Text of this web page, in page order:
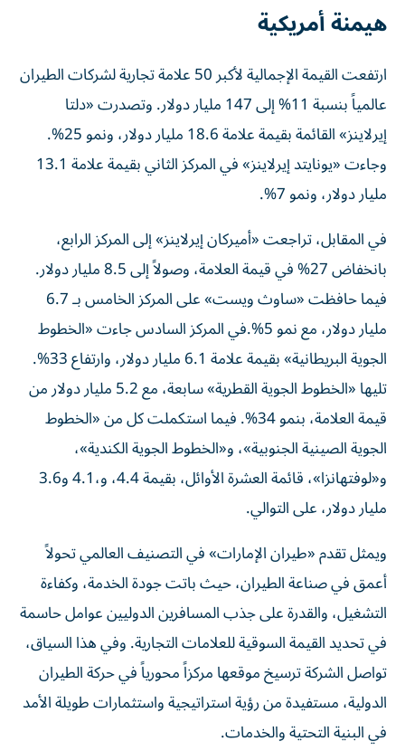
هيمنة أمريكية
ارتفعت القيمة الإجمالية لأكبر 50 علامة تجارية لشركات الطيران
عالمياً بنسبة 11% إلى 147 مليار دولار. وتصدرت «دلتا
إيرلاينز» القائمة بقيمة علامة 18.6 مليار دولار، ونمو 25%.
وجاءت «يونايتد إيرلاينز» في المركز الثاني بقيمة علامة 13.1
مليار دولار، ونمو 7%.
في المقابل، تراجعت «أميركان إيرلاينز» إلى المركز الرابع،
بانخفاض 27% في قيمة العلامة، وصولاً إلى 8.5 مليار دولار.
فيما حافظت «ساوث ويست» على المركز الخامس بـ 6.7
مليار دولار، مع نمو 5%.في المركز السادس جاءت «الخطوط
الجوية البريطانية» بقيمة علامة 6.1 مليار دولار، وارتفاع 33%.
تليها «الخطوط الجوية القطرية» سابعة، مع 5.2 مليار دولار من
قيمة العلامة، بنمو 34%. فيما استكملت كل من «الخطوط
الجوية الصينية الجنوبية»، و«الخطوط الجوية الكندية»،
و«لوفتهانزا»، قائمة العشرة الأوائل، بقيمة 4.4، و،4.1 و3.6
مليار دولار، على التوالي.
ويمثل تقدم «طيران الإمارات» في التصنيف العالمي تحولاً
أعمق في صناعة الطيران، حيث باتت جودة الخدمة، وكفاءة
التشغيل، والقدرة على جذب المسافرين الدوليين عوامل حاسمة
في تحديد القيمة السوقية للعلامات التجارية. وفي هذا السياق،
تواصل الشركة ترسيخ موقعها مركزاً محورياً في حركة الطيران
الدولية، مستفيدة من رؤية استراتيجية واستثمارات طويلة الأمد
في البنية التحتية والخدمات.